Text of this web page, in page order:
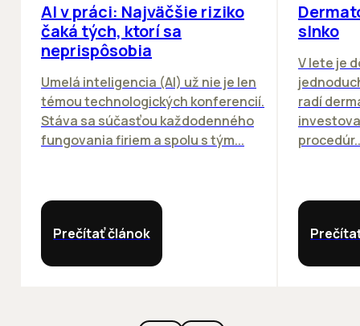
AI v práci: Najväčšie riziko
čaká tých, ktorí sa
neprispôsobia
Umelá inteligencia (AI) už nie je len
témou technologických konferencií.
Stáva sa súčasťou každodenného
fungovania firiem a spolu s tým...
Prečítať článok
slnko
V lete je
radí